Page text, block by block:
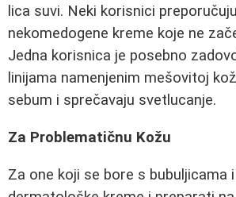
lica suvi. Neki korisnici
nekomedogene kreme koje ne
Jedna korisnica je posebno
linijama namenjenim mešovitoj
sebum i sprečavaju svetlucanje.
Za Problematičnu Kožu
Za one koji se bore s bubuljicama